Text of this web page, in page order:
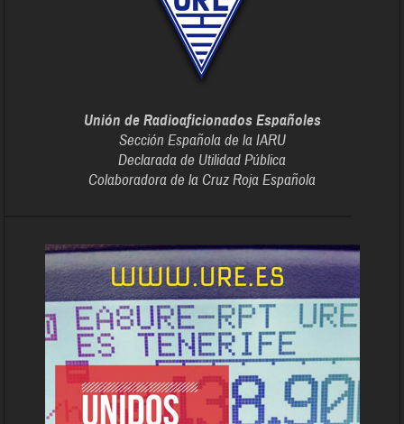
Unión de Radioaficionados Españoles
Sección Española de la IARU
Declarada de Utilidad Pública
Colaboradora de la Cruz Roja Española